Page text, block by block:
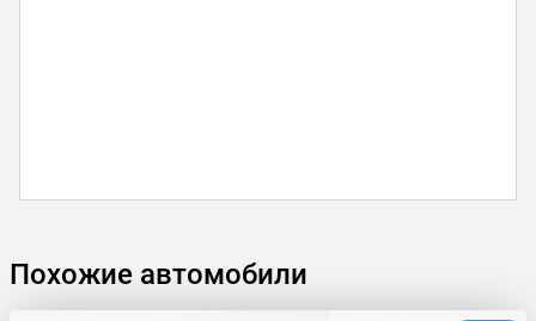
Похожие автомобили